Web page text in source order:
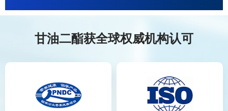
甘油二酯获全球权威机构认可